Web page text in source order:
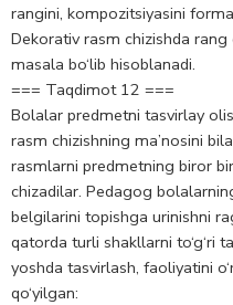
rangini, kompozitsiyasini
Dekorativ rasm chizishda
masala bo‘lib hisoblanadi.
=== Taqdimot 12 ===
Bolalar predmetni tasvirlay
rasm chizishning ma’nosini
rasmlarni predmetning biror
chizadilar. Pedagog
belgilarini topishga urinishni
qatorda turli shakllarni to‘g‘ri
yoshda tasvirlash, faoliyatini
qo‘yilgan: